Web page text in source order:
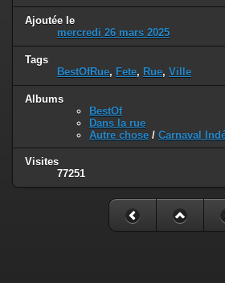
Ajoutée le
mercredi 26 mars 2025
Tags
BestOfRue, Fete, Rue, Ville
Albums
BestOf
Dans la rue
Autre chose / Carnaval
Visites
77251